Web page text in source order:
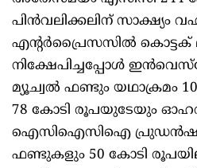
പിന്‍വലിക്കലിന് സാക്ഷ്യം
എന്റര്‍പ്രൈസസില്‍ കൊട്ടക്
നിക്ഷേപിച്ചപ്പോള്‍
മ്യൂച്വല്‍ ഫണ്ടും യഥാക്രമം
78 കോടി രൂപയുടേയും
ഐസിഐസിഐ
ഫണ്ടുകളും 50 കോടി